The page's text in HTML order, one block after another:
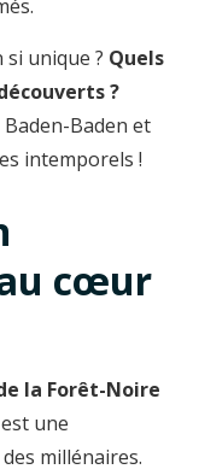
si unique ? Quels
?
Baden et
intemporels !
cœur
la Forêt-Noire
une
millénaires.